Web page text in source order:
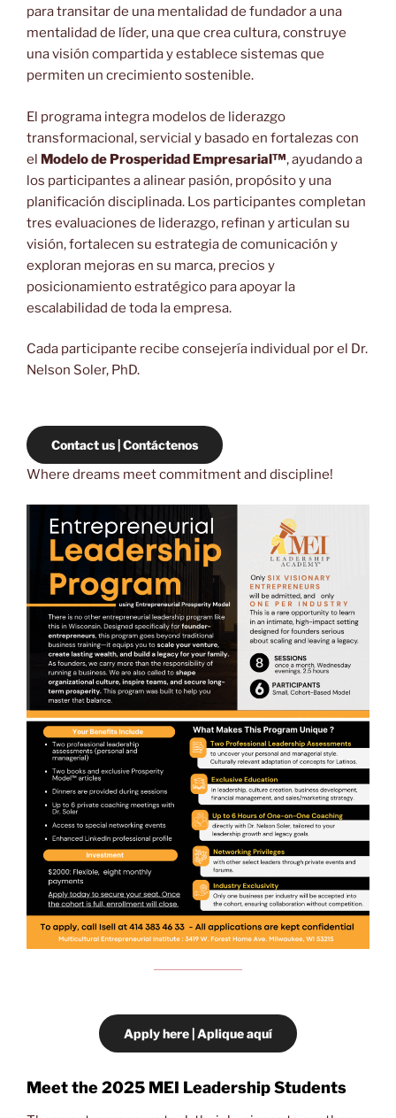
para transitar de una mentalidad de fundador a una
mentalidad de líder, una que crea cultura, construye
una visión compartida y establece sistemas que
permiten un crecimiento sostenible.
El programa integra modelos de liderazgo
transformacional, servicial y basado en fortalezas con
el Modelo de Prosperidad Empresarial™, ayudando a
los participantes a alinear pasión, propósito y una
planificación disciplinada. Los participantes completan
tres evaluaciones de liderazgo, refinan y articulan su
visión, fortalecen su estrategia de comunicación y
exploran mejoras en su marca, precios y
posicionamiento estratégico para apoyar la
escalabilidad de toda la empresa.
Cada participante recibe consejería individual por el Dr.
Nelson Soler, PhD.
Contact us | Contáctenos
Where dreams meet commitment and discipline!
Apply here | Aplique aquí
Meet the 2025 MEI Leadership Students